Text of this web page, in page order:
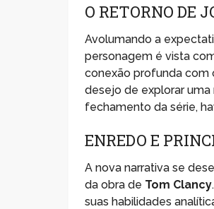
O RETORNO DE
Avolumando a
personagem é vista
conexão profunda com
desejo de explorar
fechamento da série,
ENREDO E
A nova narrativa se
da obra de Tom Clancy
suas habilidades